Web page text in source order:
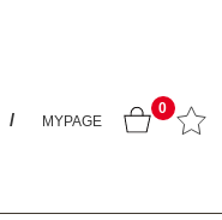
MYPAGE
0